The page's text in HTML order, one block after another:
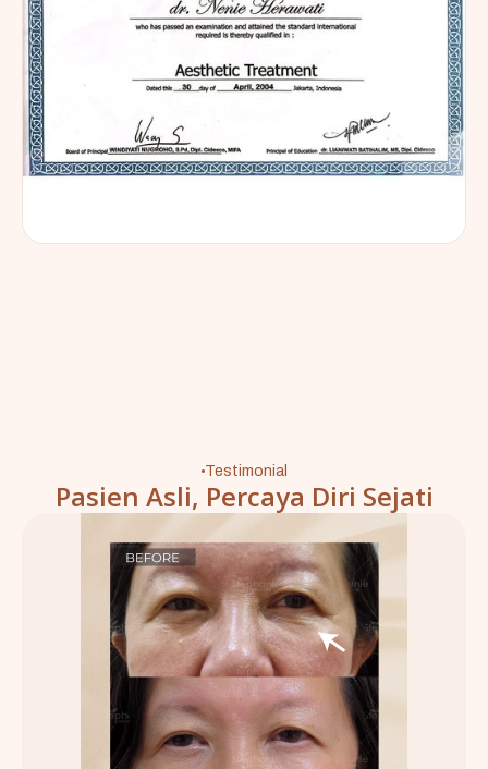
Testimonial
Pasien Asli, Percaya Diri Sejati